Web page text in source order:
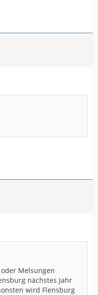
Melsungen
nächstes Jahr
wird Flensburg